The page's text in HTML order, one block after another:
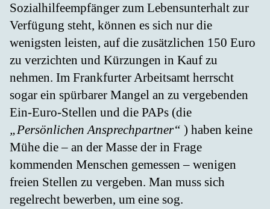
Sozialhilfeempfänger zum Lebensunterhalt zur
Verfügung steht, können es sich nur die
wenigsten leisten, auf die zusätzlichen 150 Euro
zu verzichten und Kürzungen in Kauf zu
nehmen. Im Frankfurter Arbeitsamt herrscht
sogar ein spürbarer Mangel an zu vergebenden
Ein-Euro-Stellen und die PAPs (die
„Persönlichen Ansprechpartner“ ) haben keine
Mühe die – an der Masse der in Frage
kommenden Menschen gemessen – wenigen
freien Stellen zu vergeben. Man muss sich
regelrecht bewerben, um eine sog.